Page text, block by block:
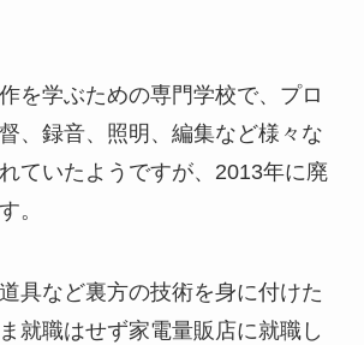
を学ぶための専門学校で、プロ
、録音、照明、編集など様々な
ていたようですが、2013年に廃
。
具など裏方の技術を身に付けた
就職はせず家電量販店に就職し